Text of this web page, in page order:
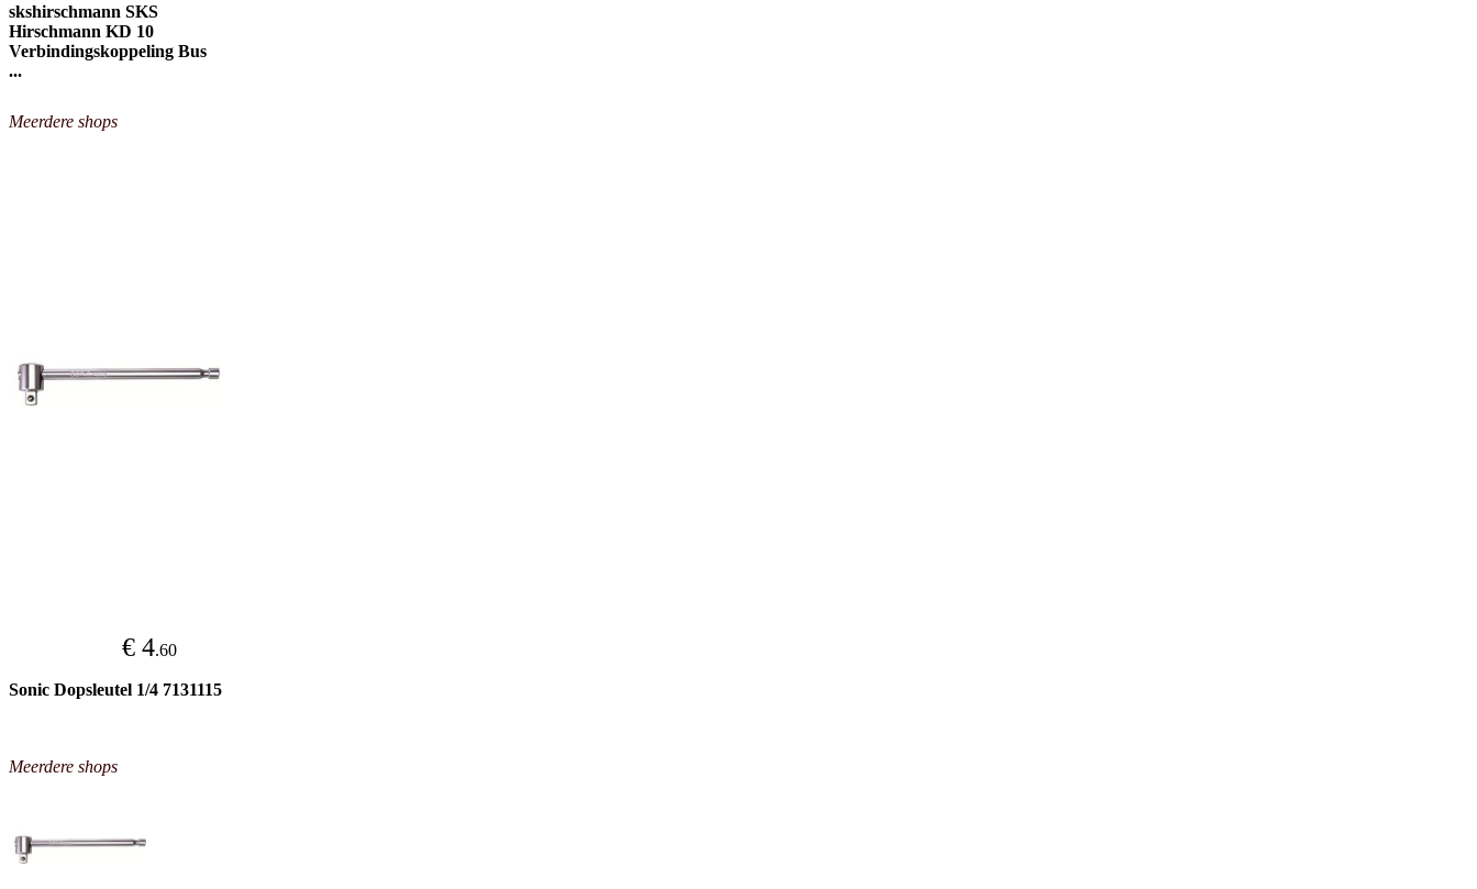
skshirschmann SKS
Hirschmann KD 10
Verbindingskoppeling Bus
...
Meerdere shops
€ 4.60
Sonic Dopsleutel 1/4 7131115
Meerdere shops